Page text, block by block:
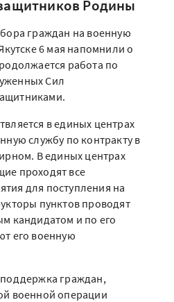
Родины
граждан на военную
6 мая напомнили о
работа по
Сил
в единых центрах
службу по контракту в
В единых центрах
проходят все
для поступления на
пунктов проводят
кандидатом и по его
его военную
граждан,
военной операции